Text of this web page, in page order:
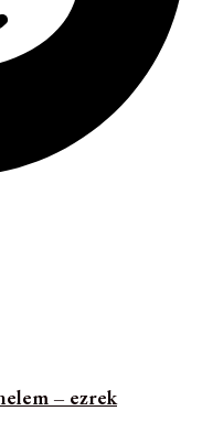
– ezrek